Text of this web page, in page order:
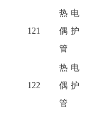
121
热电
偶护
管
122
热电
偶护
管